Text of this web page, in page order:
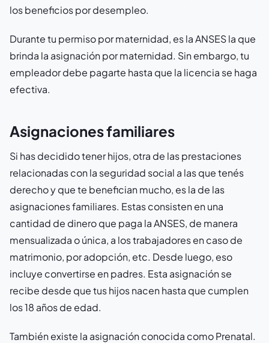
los beneficios por desempleo.
Durante tu permiso por maternidad, es la ANSES la que
brinda la asignación por maternidad. Sin embargo, tu
empleador debe pagarte hasta que la licencia se haga
efectiva.
Asignaciones familiares
Si has decidido tener hijos, otra de las prestaciones
relacionadas con la seguridad social a las que tenés
derecho y que te benefician mucho, es la de las
asignaciones familiares. Estas consisten en una
cantidad de dinero que paga la ANSES, de manera
mensualizada o única, a los trabajadores en caso de
matrimonio, por adopción, etc. Desde luego, eso
incluye convertirse en padres. Esta asignación se
recibe desde que tus hijos nacen hasta que cumplen
los 18 años de edad.
También existe la asignación conocida como Prenatal.